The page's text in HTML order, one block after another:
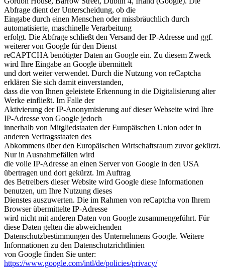
Abfrage dient der Unterscheidung, ob die
Eingabe durch einen Menschen oder missbräuchlich durch
automatisierte, maschinelle Verarbeitung
erfolgt. Die Abfrage schließt den Versand der IP-Adresse und ggf.
weiterer von Google für den Dienst
reCAPTCHA benötigter Daten an Google ein. Zu diesem Zweck
wird Ihre Eingabe an Google übermittelt
und dort weiter verwendet. Durch die Nutzung von reCaptcha
erklären Sie sich damit einverstanden,
dass die von Ihnen geleistete Erkennung in die Digitalisierung alter
Werke einfließt. Im Falle der
Aktivierung der IP-Anonymisierung auf dieser Webseite wird Ihre
IP-Adresse von Google jedoch
innerhalb von Mitgliedstaaten der Europäischen Union oder in
anderen Vertragsstaaten des
Abkommens über den Europäischen Wirtschaftsraum zuvor gekürzt.
Nur in Ausnahmefällen wird
die volle IP-Adresse an einen Server von Google in den USA
übertragen und dort gekürzt. Im Auftrag
des Betreibers dieser Website wird Google diese Informationen
benutzen, um Ihre Nutzung dieses
Dienstes auszuwerten. Die im Rahmen von reCaptcha von Ihrem
Browser übermittelte IP-Adresse
wird nicht mit anderen Daten von Google zusammengeführt. Für
diese Daten gelten die abweichenden
Datenschutzbestimmungen des Unternehmens Google. Weitere
Informationen zu den Datenschutzrichtlinien
von Google finden Sie unter:
https://www.google.com/intl/de/policies/privacy/